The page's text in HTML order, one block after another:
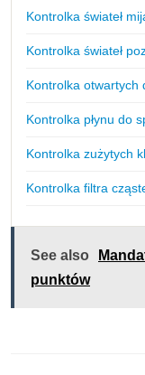
Kontrolka świateł
Kontrolka świateł
Kontrolka otwartych
Kontrolka płynu do
Kontrolka zużytych
Kontrolka filtra
See also
punktów